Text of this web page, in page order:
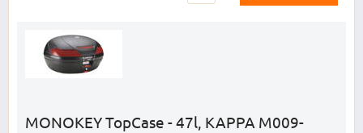
MONOKEY TopCase - 47l, KAPPA M009-